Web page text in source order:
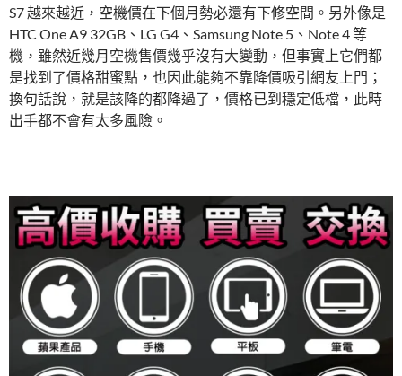
S7 越來越近，空機價在下個月勢必還有下修空間。另外像是
HTC One A9 32GB、LG G4、Samsung Note 5、Note 4 等
機，雖然近幾月空機售價幾乎沒有大變動，但事實上它們都
是找到了價格甜蜜點，也因此能夠不靠降價吸引網友上門；
換句話說，就是該降的都降過了，價格已到穩定低檔，此時
出手都不會有太多風險。